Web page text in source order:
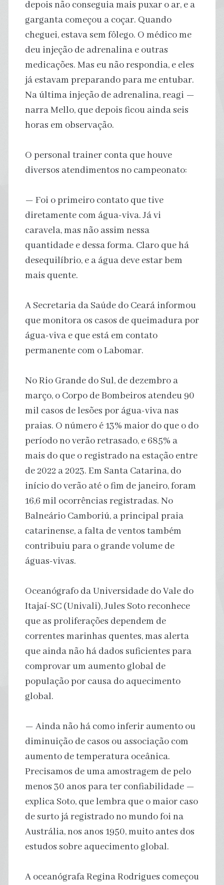
depois não conseguia mais puxar o ar, e a
garganta começou a coçar. Quando
cheguei, estava sem fôlego. O médico me
deu injeção de adrenalina e outras
medicações. Mas eu não respondia, e eles
já estavam preparando para me entubar.
Na última injeção de adrenalina, reagi —
narra Mello, que depois ficou ainda seis
horas em observação.
O personal trainer conta que houve
diversos atendimentos no campeonato:
— Foi o primeiro contato que tive
diretamente com água-viva. Já vi
caravela, mas não assim nessa
quantidade e dessa forma. Claro que há
desequilíbrio, e a água deve estar bem
mais quente.
A Secretaria da Saúde do Ceará informou
que monitora os casos de queimadura por
água-viva e que está em contato
permanente com o Labomar.
No Rio Grande do Sul, de dezembro a
março, o Corpo de Bombeiros atendeu 90
mil casos de lesões por água-viva nas
praias. O número é 13% maior do que o do
período no verão retrasado, e 685% a
mais do que o registrado na estação entre
de 2022 a 2023. Em Santa Catarina, do
início do verão até o fim de janeiro, foram
16,6 mil ocorrências registradas. No
Balneário Camboriú, a principal praia
catarinense, a falta de ventos também
contribuiu para o grande volume de
águas-vivas.
Oceanógrafo da Universidade do Vale do
Itajaí-SC (Univali), Jules Soto reconhece
que as proliferações dependem de
correntes marinhas quentes, mas alerta
que ainda não há dados suficientes para
comprovar um aumento global de
população por causa do aquecimento
global.
— Ainda não há como inferir aumento ou
diminuição de casos ou associação com
aumento de temperatura oceânica.
Precisamos de uma amostragem de pelo
menos 30 anos para ter confiabilidade —
explica Soto, que lembra que o maior caso
de surto já registrado no mundo foi na
Austrália, nos anos 1950, muito antes dos
estudos sobre aquecimento global.
A oceanógrafa Regina Rodrigues começou